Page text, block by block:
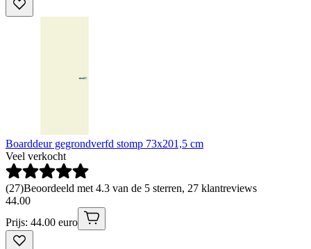
Boarddeur gegrondverfd stomp 73x201,5 cm
Veel verkocht
(27)Beoordeeld met 4.3 van de 5 sterren, 27 klantreviews
44.00
Prijs: 44.00 euro